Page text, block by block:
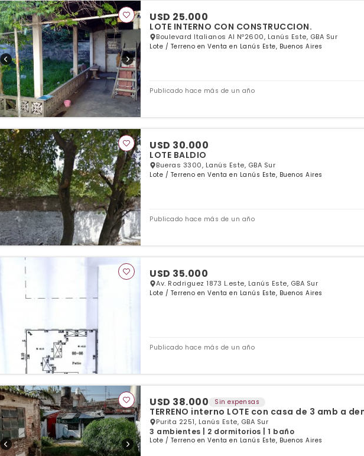
USD 25.000
LOTE INTERNO CON CONSTRUCCION.
Boulevard Italianos Al Nº2600, Lanús Este, GBA Sur
Lote / Terreno en Venta en Lanús Este, Buenos Aires
Publicado hace más de un año
USD 30.000
LOTE BALDIO
Bueras 3300, Lanús Este, GBA Sur
Lote / Terreno en Venta en Lanús Este, Buenos Aires
Publicado hace más de un año
USD 35.000
Av. Rodriguez 1873 L.este, Lanús Este, GBA Sur
Lote / Terreno en Venta en Lanús Este, Buenos Aires
Publicado hace más de un año
USD 38.000 Sin expensas
TERRENO interno LOTE con casa de 3 amb a
Purita 2251, Lanús Este, GBA Sur
3 ambientes | 2 dormitorios | 1 baño
Lote / Terreno en Venta en Lanús Este, Buenos Aires